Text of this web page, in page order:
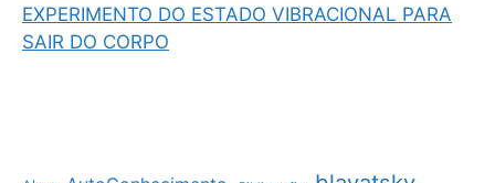
EXPERIMENTO DO ESTADO VIBRACIONAL PARA
SAIR DO CORPO